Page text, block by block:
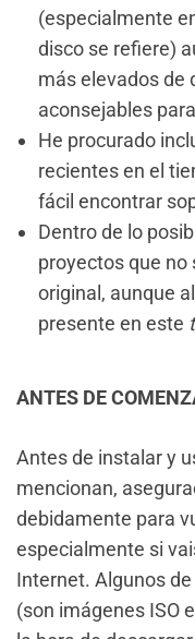
(especialmente
disco se refiere)
más elevados de
aconsejables para
He procurado
recientes en el
fácil encontrar
Dentro de lo
proyectos que no
original, aunque
presente en este
ANTES DE
Antes de instalar y
mencionan,
debidamente para
especialmente si
Internet. Algunos
(son imágenes ISO